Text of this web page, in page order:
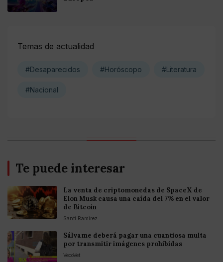
Temas de actualidad
#Desaparecidos #Horóscopo #Literatura
#Nacional
Te puede interesar
La venta de criptomonedas de SpaceX de
Elon Musk causa una caída del 7% en el valor
de Bitcoin
Santi Ramirez
Sálvame deberá pagar una cuantiosa multa
por transmitir imágenes prohibidas
VecoVet